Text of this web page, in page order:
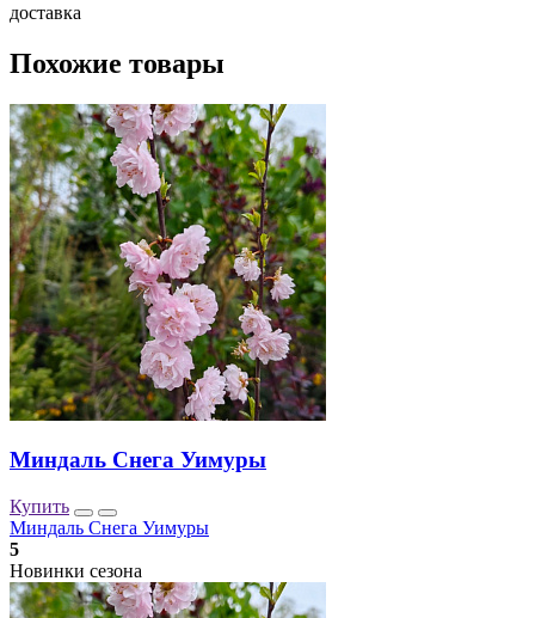
доставка
Похожие товары
Миндаль Снега Уимуры
Купить
Миндаль Снега Уимуры
5
Новинки сезона